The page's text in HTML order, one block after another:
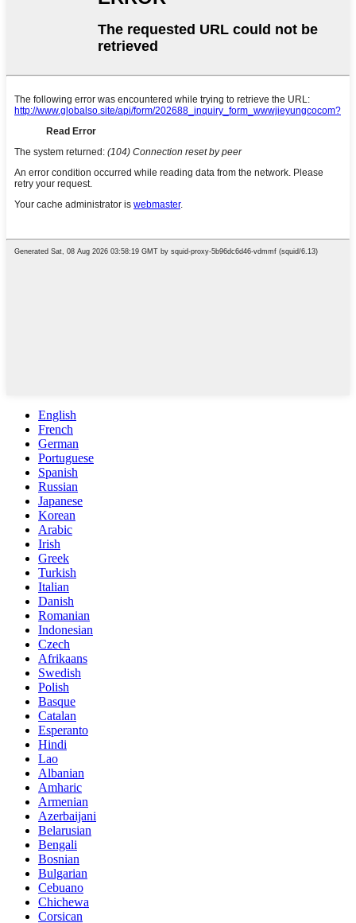
English
French
German
Portuguese
Spanish
Russian
Japanese
Korean
Arabic
Irish
Greek
Turkish
Italian
Danish
Romanian
Indonesian
Czech
Afrikaans
Swedish
Polish
Basque
Catalan
Esperanto
Hindi
Lao
Albanian
Amharic
Armenian
Azerbaijani
Belarusian
Bengali
Bosnian
Bulgarian
Cebuano
Chichewa
Corsican